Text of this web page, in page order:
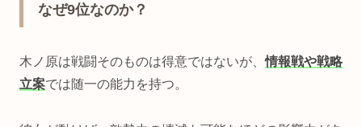
なぜ9位なのか？
木ノ原は戦闘そのものは得意ではないが、情報戦や戦略
立案では随一の能力を持つ。